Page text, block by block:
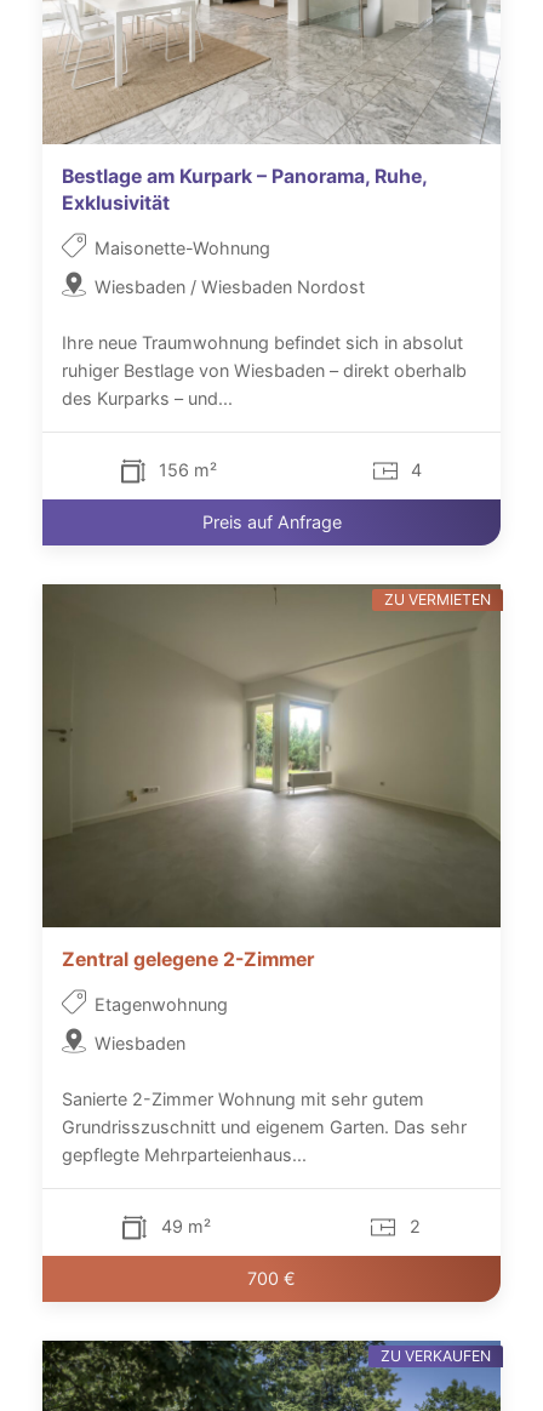
Bestlage am Kurpark – Panorama, Ruhe,
Exklusivität
Maisonette-Wohnung
Wiesbaden / Wiesbaden Nordost
Ihre neue Traumwohnung befindet sich in absolut
ruhiger Bestlage von Wiesbaden – direkt oberhalb
des Kurparks – und...
156 m² 4
Preis auf Anfrage
Zentral gelegene 2-Zimmer
Etagenwohnung
Wiesbaden
Sanierte 2-Zimmer Wohnung mit sehr gutem
Grundrisszuschnitt und eigenem Garten. Das sehr
gepflegte Mehrparteienhaus...
49 m² 2
700 €
ZU VERMIETEN
ZU VERKAUFEN